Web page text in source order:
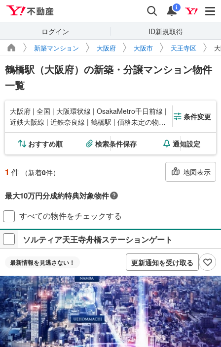
検索 通知
i
ログイン ID新規取得
新築マンション 大阪府 大阪市 天王寺区
鶴橋駅（大阪府）の新築・分譲マンション物件
一覧
大阪府 | 全国 | 大阪環状線 | OsakaMetro千日前線 |
近鉄大阪線 | 近鉄奈良線 | 鶴橋駅 | 価格未定の物件
も含める
条件変更
おすすめ順 検索条件保存 通知設定
1 件 （新着0件） 地図表示
最大10万円分成約特典対象物件
対象の新築マンションご成約で最大10万円相当のPayPayポイント※もら
える！毎月先着2,000名様（成約報告順）ご成約後に契約書アップロード
＋アンケート回答が必要です。
プレゼントの詳細を見る
すべての物件をチェックする
ソルティア天王寺舟橋ステーションゲート
最新情報を見逃さない！ 更新通知を受け取る